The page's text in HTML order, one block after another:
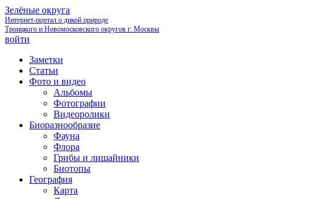
Зелёные округа
Интернет-портал о дикой природе
Троицкого и Новомосковского округов г. Москвы
войти
Заметки
Статьи
Фото и видео
Альбомы
Фотографии
Видеоролики
Биоразнообразие
Фауна
Флора
Грибы и лишайники
Биотопы
География
Карта